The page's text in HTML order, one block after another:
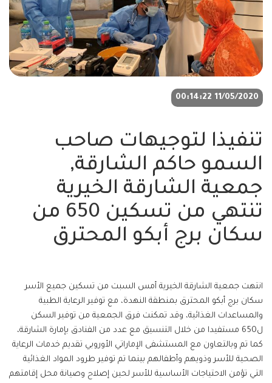
11/05/2020 00:14:22
تنفيذا لتوجيهات صاحب
السمو حاكم الشارقة,
جمعية الشارقة الخيرية
تنتهي من تسكين 650 من
سكان برج أبكو المحترق
انتهت جمعية الشارقة الخيرية أمس السبت من تسكين جميع الأسر
سكان برج أبكو المحترق بمنطقة النهدة، مع توفير الرعاية الطبية
والمساعدات الغذائية، وقد تمكنت فرق الجمعية من توفير السكن
ل650 مستفيدا من خلال التنسيق مع عدد من الفنادق بإمارة الشارقة،
كما تم وبالتعاون مع المستشفى الإماراتي الأوروبي تقديم خدمات الرعاية
الصحية للأسر وذويهم وأطفالهم بينما تم توفير طرود المواد الغذائية
التي تؤمن الاحتياجات الأساسية للأسر لحين إصلاح وصيانة محل إقامتهم